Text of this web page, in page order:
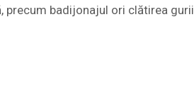
badijonajul ori clătirea gurii.